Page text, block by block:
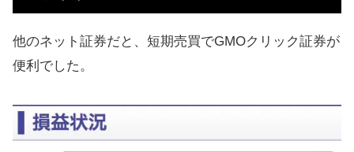
他のネット証券だと、短期売買でGMOクリック証券が
便利でした。